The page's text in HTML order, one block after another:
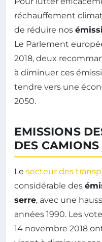
réchauffement
de réduire nos
Le Parlement
2018, deux
à diminuer ces
tendre vers une
2050.
EMISSIONS
DES CAMIONS
Le secteur des
considérable des
serre, avec une
années 1990. Les
14 novembre 2018